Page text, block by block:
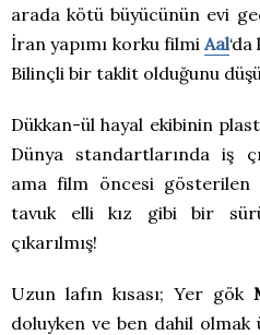
arada kötü büyücünün evi
İran yapımı korku filmi Aal
Bilinçli bir taklit olduğunu
Dükkan-ül hayal ekibinin
Dünya standartlarında iş
ama film öncesi gösterilen
tavuk elli kız gibi bir
çıkarılmış!
Uzun lafın kısası; Yer gök
doluyken ve ben dahil